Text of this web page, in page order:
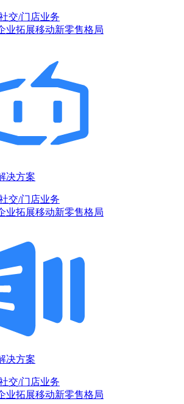
交/门店业务
业拓展移动新零售格局
决方案
交/门店业务
业拓展移动新零售格局
决方案
交/门店业务
业拓展移动新零售格局